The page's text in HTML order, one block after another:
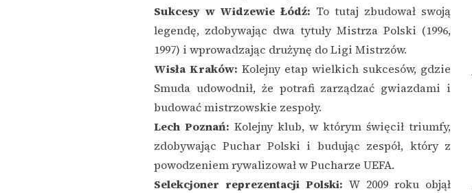
Sukcesy w Widzewie Łódź: To tutaj zbudował swoją
legendę, zdobywając dwa tytuły Mistrza Polski (1996,
1997) i wprowadzając drużynę do Ligi Mistrzów.
Wisła Kraków: Kolejny etap wielkich sukcesów, gdzie
Smuda udowodnił, że potrafi zarządzać gwiazdami i
budować mistrzowskie zespoły.
Lech Poznań: Kolejny klub, w którym święcił triumfy,
zdobywając Puchar Polski i budując zespół, który z
powodzeniem rywalizował w Pucharze UEFA.
Selekcjoner reprezentacji Polski: W 2009 roku objął